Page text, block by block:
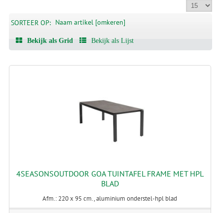
SORTEER OP: Naam artikel [omkeren]
Bekijk als Grid Bekijk als Lijst
4SEASONSOUTDOOR GOA TUINTAFEL FRAME MET HPL
BLAD
Afm.: 220 x 95 cm., aluminium onderstel-hpl blad